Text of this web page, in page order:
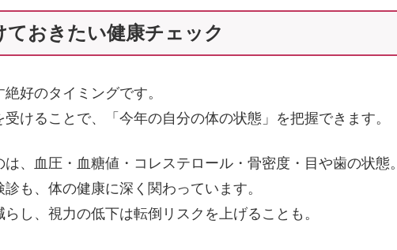
おきたい健康チェック
好のタイミングです。
けることで、「今年の自分の体の状態」を把握できます。
、血圧・血糖値・コレステロール・骨密度・目や歯の状態。
も、体の健康に深く関わっています。
し、視力の低下は転倒リスクを上げることも。